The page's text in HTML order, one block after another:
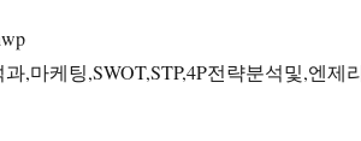
,마케팅,SWOT,STP,4P전략분석및,엔제